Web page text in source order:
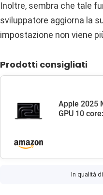
Inoltre, sembra che tale
sviluppatore aggiorna la
impostazione non viene
Prodotti consigliati
Apple 2025
GPU 10
In qualità